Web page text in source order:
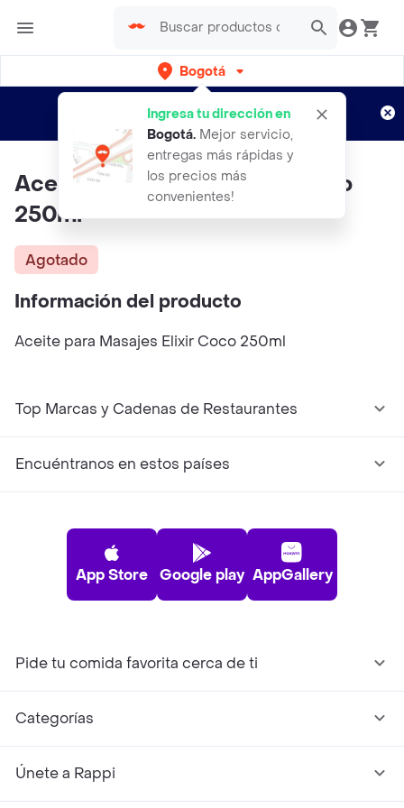
Bogotá
Ingresa tu dirección en
Bogotá. Mejor servicio,
entregas más rápidas y
los precios más
convenientes!
envíos gratis por semanas
Aplican TyC
Aceite Para Masajes Elixir Coco
250ml
Agotado
Información del producto
Aceite para Masajes Elixir Coco 250ml
Top Marcas y Cadenas de Restaurantes
Encuéntranos en estos países
App Store Google play AppGallery
Pide tu comida favorita cerca de ti
Categorías
Únete a Rappi